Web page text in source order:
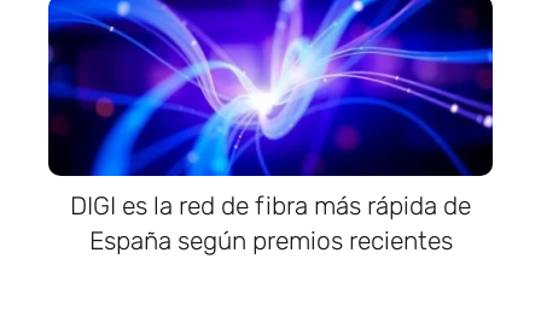
DIGI es la red de fibra más rápida de
España según premios recientes